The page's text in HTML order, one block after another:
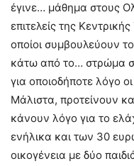
έγινε… μάθημα στους
επιτελείς της
οποίοι συμβουλεύουν
κάτω από το… στρώμα
για οποιοδήποτε λόγο
Μάλιστα, προτείνουν
κάνουν λόγο για το
ενήλικα και των 30
οικογένεια με δύο